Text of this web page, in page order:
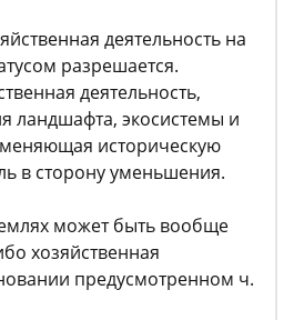
деятельность на
разрешается.
деятельность,
ландшафта, экосистемы и
историческую
в сторону уменьшения.
может быть вообще
хозяйственная
предусмотренном ч.